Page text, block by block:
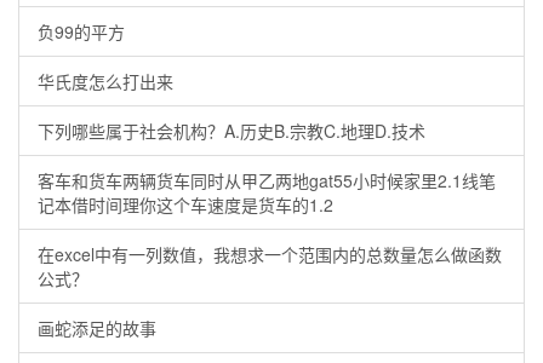
负99的平方
华氏度怎么打出来
下列哪些属于社会机构？A.历史B.宗教C.地理D.技术
客车和货车两辆货车同时从甲乙两地gat55小时候家里2.1线笔
记本借时间理你这个车速度是货车的1.2
在excel中有一列数值，我想求一个范围内的总数量怎么做函数
公式？
画蛇添足的故事